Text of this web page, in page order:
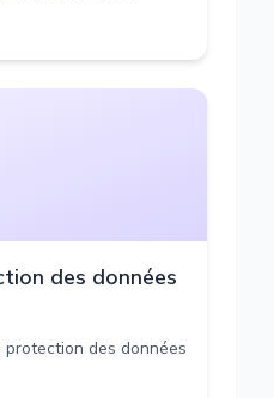
des données
des données